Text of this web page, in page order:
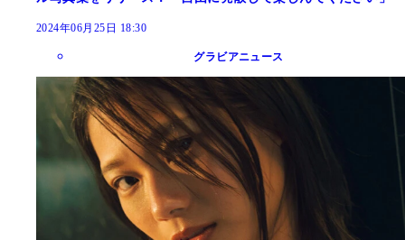
2024年06月25日 18:30
グラビアニュース